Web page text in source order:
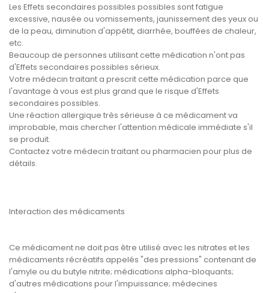
Les Effets secondaires possibles possibles sont fatigue
excessive, nausée ou vomissements, jaunissement des yeux ou
de la peau, diminution d'appétit, diarrhée, bouffées de chaleur,
etc.
Beaucoup de personnes utilisant cette médication n'ont pas
d'Effets secondaires possibles sérieux.
Votre médecin traitant a prescrit cette médication parce que
l'avantage à vous est plus grand que le risque d'Effets
secondaires possibles.
Une réaction allergique très sérieuse à ce médicament va
improbable, mais chercher l'attention médicale immédiate s'il
se produit.
Contactez votre médecin traitant ou pharmacien pour plus de
détails.
Interaction des médicaments
Ce médicament ne doit pas être utilisé avec les nitrates et les
médicaments récréatifs appelés "des pressions" contenant de
l'amyle ou du butyle nitrite; médications alpha-bloquants;
d'autres médications pour l'impuissance; médecines